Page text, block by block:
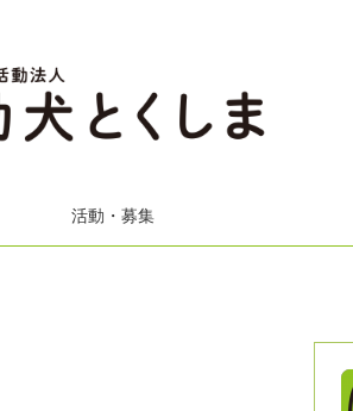
活動・募集